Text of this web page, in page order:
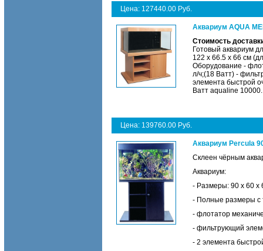
Цена: 127440.00 Руб.
Аквариум AQUA
Стоимость
Готовый аквариум
122 х 66.5 х 66 см
Оборудование -
л/ч;(18 Ватт) -
элемента быстрой
Ватт aqualine
Цена: 139760.00 Руб.
Аквариум Percula
Склеен чёрным
Аквариум:
- Размеры: 90 х 60 х
- Полные размеры с
- флотатор
- фильтрующий
- 2 элемента